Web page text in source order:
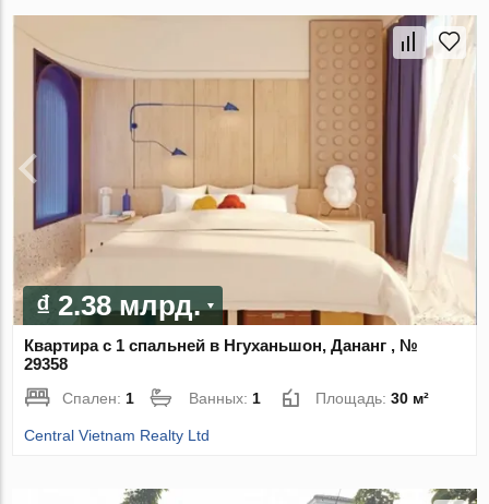
₫ 2.38 млрд.
Квартира с 1 спальней в Нгуханьшон, Дананг , №
29358
Спален: 1 Ванных: 1 Площадь:30 м²
Central Vietnam Realty Ltd